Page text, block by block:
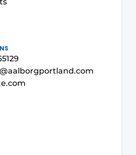
statement